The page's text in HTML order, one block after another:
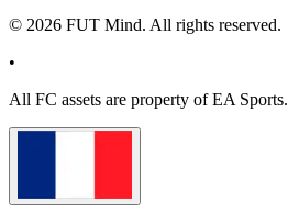
© 2026 FUT Mind. All rights reserved.
•
All FC assets are property of EA Sports.